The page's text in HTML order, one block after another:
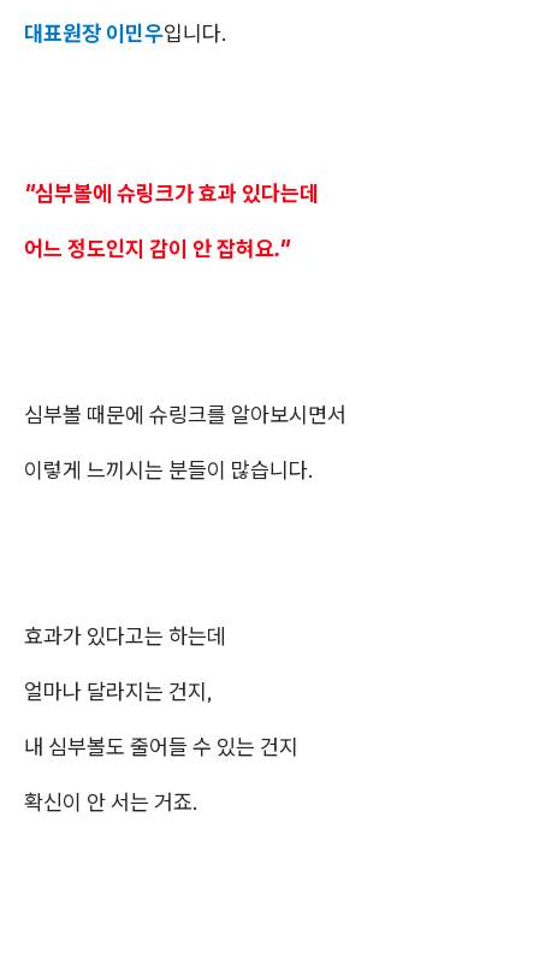
대표원장 이민우입니다.
"심부볼에 슈링크가 효과 있다는데
어느 정도인지 감이 안 잡혀요."
심부볼 때문에 슈링크를 알아보시면서
이렇게 느끼시는 분들이 많습니다.
효과가 있다고는 하는데
얼마나 달라지는 건지,
내 심부볼도 줄어들 수 있는 건지
확신이 안 서는 거죠.